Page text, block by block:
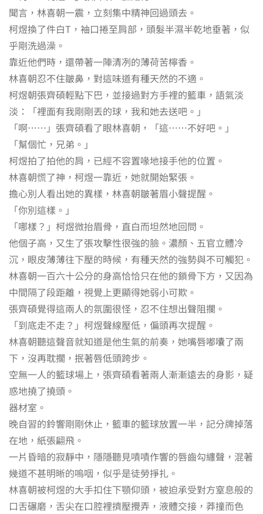
聞言，林喜朝一震，立刻集中精神回過頭去。
柯煜換了件白T，袖口捲至肩部，頭髮半濕半乾地垂著，似
乎剛洗過澡。
靠近他們時，還帶著一陣清冽的薄荷苦檸香。
林喜朝忍不住皺鼻，對這味道有種天然的不適。
柯煜朝張齊碩輕點下巴，並接過對方手裡的籃車，語氣淡
淡：「裡面有我剛剛丟的球，我和她去送吧。」
「啊……」張齊碩看了眼林喜朝，「這……不好吧。」
「幫個忙，兄弟。」
柯煜拍了拍他的肩，已經不容置喙地接手他的位置。
林喜朝慌了神，柯煜一靠近，她就開始緊張。
擔心別人看出她的異樣，林喜朝皺著眉小聲提醒。
「你別這樣。」
「哪樣？」柯煜微抬眉骨，直白而坦然地回問。
他個子高，又生了張攻擊性很強的臉。濃顏、五官立體冷
沉，眼皮薄薄往下壓的時候，有種天然的強勢與不可觸犯。
林喜朝一百六十公分的身高恰恰只在他的鎖骨下方，又因為
中間隔了段距離，視覺上更顯得她弱小可欺。
張齊碩覺得這兩人的氛圍很怪，忍不住想出聲阻攔。
「到底走不走？」柯煜聲線壓低，偏頭再次提醒。
林喜朝聽這聲音就知道是他生氣的前奏，她嘴唇嘟囔了兩
下，沒再耽擱，抿著唇低頭跨步。
空無一人的籃球場上，張齊碩看著兩人漸漸遠去的身影，疑
惑地撓了撓頭。
器材室。
晚自習的鈴響剛剛休止，籃車的籃球放置一半，記分牌掉落
在地，紙張翩飛。
一片昏暗的寂靜中，隱隱聽見嘖嘖作響的唇齒勾纏聲，混著
幾道不甚明晰的嗚咽，似乎是徒勞掙扎。
林喜朝被柯煜的大手扣住下顎仰頭，被迫承受對方窒息般的
口舌碾磨，舌尖在口腔裡擠壓攪弄，液體交接，莽撞而色